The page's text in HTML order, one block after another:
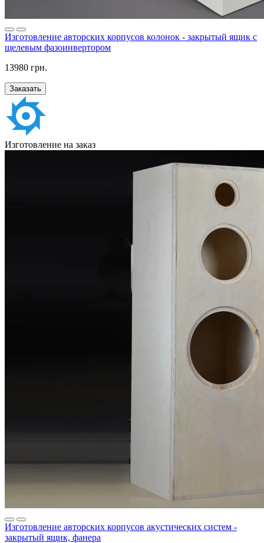
Изготовление авторских корпусов колонок - закрытый ящик с
щелевым фазоинвертором
13980 грн.
Заказать
Изготовление на заказ
Изготовление авторских корпусов акустических систем -
закрытый ящик, фанера